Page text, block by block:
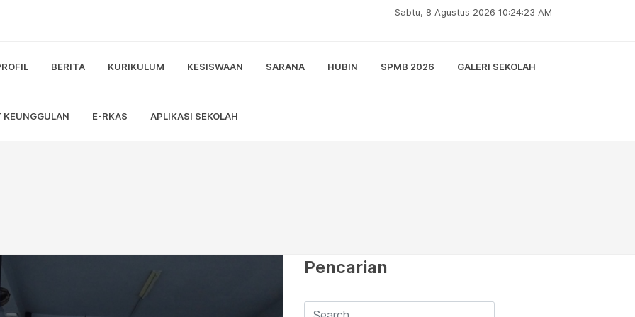
Sabtu, 8 Agustus 2026 10:24:24 AM
BERITA KURIKULUM KESISWAAN SARANA HUBIN SPMB 2026 GALERI SEKOLAH
KEUNGGULAN E-RKAS APLIKASI SEKOLAH
Pencarian